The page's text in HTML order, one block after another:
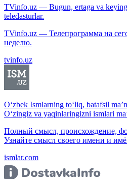
TVinfo.uz — Bugun, ertaga va
teledasturlar.
TVinfo.uz — Телепрограмма на
неделю.
tvinfo.uz
O‘zbek Ismlarning to‘liq, batafsil
O‘zingiz va yaqinlaringizni ismlari
Полный смысл, происхождение,
Узнайте смысл своего имени и
ismlar.com